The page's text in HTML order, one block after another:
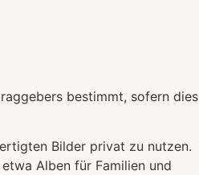
bestimmt, sofern dies
Bilder privat zu nutzen.
Alben für Familien und